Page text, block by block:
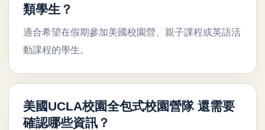
類學生？
適合希望在假期參加美國校園營、親子課程或英語活
動課程的學生。
美國UCLA校園全包式校園營隊 還需要
確認哪些資訊？